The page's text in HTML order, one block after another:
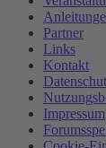
Partner
Links
Kontakt
Impressum